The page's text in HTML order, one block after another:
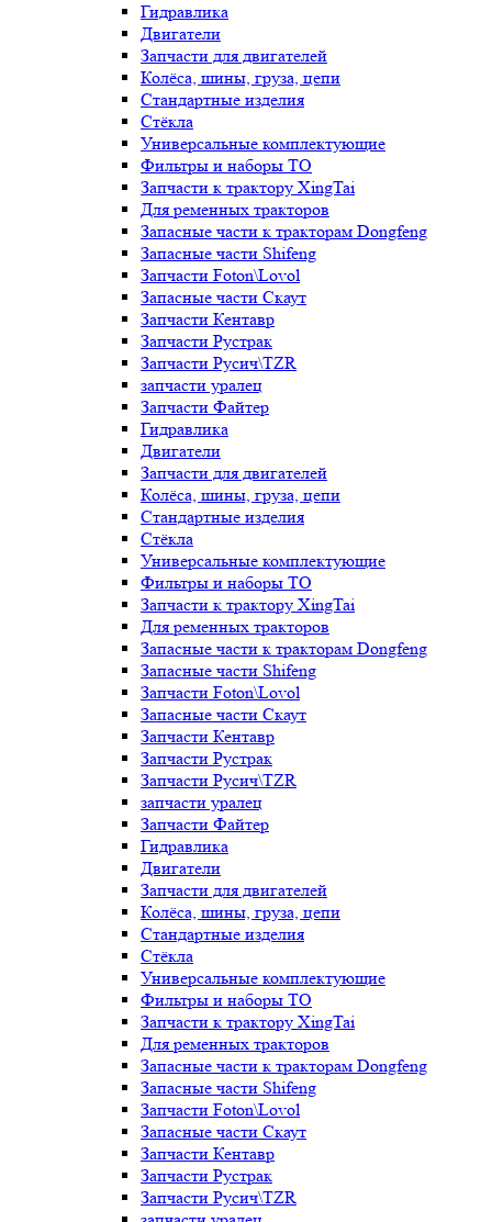
Гидравлика
Двигатели
Запчасти для двигателей
Колёса, шины, груза, цепи
Стандартные изделия
Стёкла
Универсальные комплектующие
Фильтры и наборы ТО
Запчасти к трактору XingTai
Для ременных тракторов
Запасные части к тракторам Dongfeng
Запасные части Shifeng
Запчасти Foton\Lovol
Запасные части Скаут
Запчасти Кентавр
Запчасти Рустрак
Запчасти Русич\TZR
запчасти уралец
Запчасти Файтер
Гидравлика
Двигатели
Запчасти для двигателей
Колёса, шины, груза, цепи
Стандартные изделия
Стёкла
Универсальные комплектующие
Фильтры и наборы ТО
Запчасти к трактору XingTai
Для ременных тракторов
Запасные части к тракторам Dongfeng
Запасные части Shifeng
Запчасти Foton\Lovol
Запасные части Скаут
Запчасти Кентавр
Запчасти Рустрак
Запчасти Русич\TZR
запчасти уралец
Запчасти Файтер
Гидравлика
Двигатели
Запчасти для двигателей
Колёса, шины, груза, цепи
Стандартные изделия
Стёкла
Универсальные комплектующие
Фильтры и наборы ТО
Запчасти к трактору XingTai
Для ременных тракторов
Запасные части к тракторам Dongfeng
Запасные части Shifeng
Запчасти Foton\Lovol
Запасные части Скаут
Запчасти Кентавр
Запчасти Рустрак
Запчасти Русич\TZR